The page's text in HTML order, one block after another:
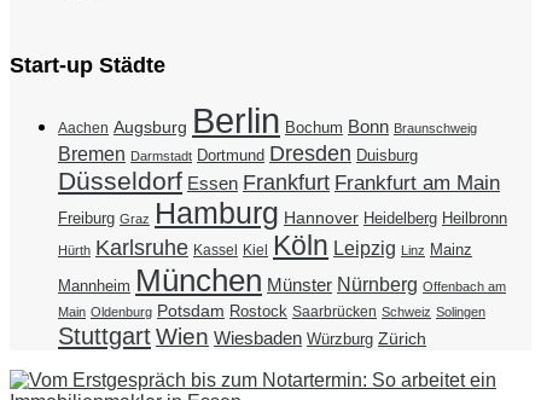
Start-up Städte
Aachen Augsburg Berlin Bochum Bonn Braunschweig
Bremen Darmstadt Dortmund Dresden Duisburg
Düsseldorf Essen Frankfurt Frankfurt am Main
Freiburg Graz Hamburg Hannover Heidelberg Heilbronn
Hürth Karlsruhe Kassel Kiel Köln Leipzig Linz Mainz
Mannheim München Münster Nürnberg Offenbach am
Main Oldenburg Potsdam Rostock Saarbrücken Schweiz Solingen
StuttgartWien Wiesbaden Würzburg Zürich